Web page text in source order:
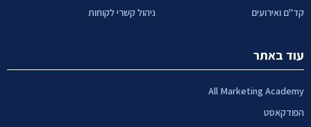
קד"ם ואירועים
ניהול קשרי לקוחות
עוד באתר
All Marketing Academy
הפודקאסט